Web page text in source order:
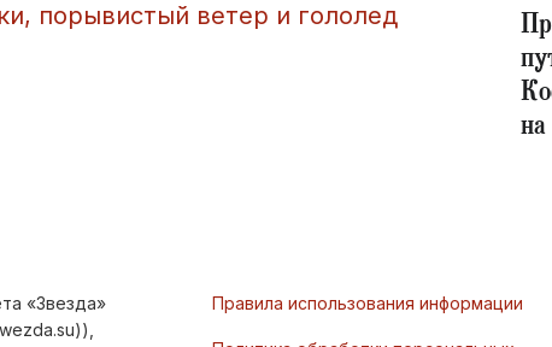
порывистый ветер и гололед
«Звезда»
Правила использования информации